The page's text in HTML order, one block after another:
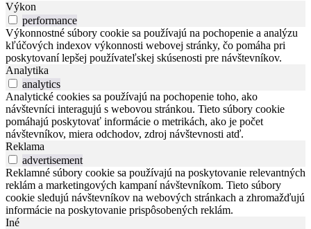
Výkon
performance
Výkonnostné súbory cookie sa používajú na pochopenie a analýzu
kľúčových indexov výkonnosti webovej stránky, čo pomáha pri
poskytovaní lepšej používateľskej skúsenosti pre návštevníkov.
Analytika
analytics
Analytické cookies sa používajú na pochopenie toho, ako
návštevníci interagujú s webovou stránkou. Tieto súbory cookie
pomáhajú poskytovať informácie o metrikách, ako je počet
návštevníkov, miera odchodov, zdroj návštevnosti atď.
Reklama
advertisement
Reklamné súbory cookie sa používajú na poskytovanie relevantných
reklám a marketingových kampaní návštevníkom. Tieto súbory
cookie sledujú návštevníkov na webových stránkach a zhromažďujú
informácie na poskytovanie prispôsobených reklám.
Iné